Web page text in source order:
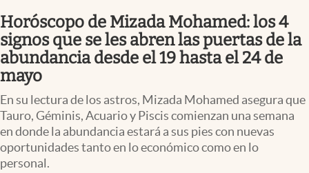
Pc y celular
Vida y estilo
Clima
Espiritualidad
Mediakit
Horóscopo de Mizada Mohamed: los 4
signos que se les abren las puertas de la
abundancia desde el 19 hasta el 24 de
mayo
En su lectura de los astros, Mizada Mohamed asegura que
Tauro, Géminis, Acuario y Piscis comienzan una semana
en donde la abundancia estará a sus pies con nuevas
oportunidades tanto en lo económico como en lo
personal.